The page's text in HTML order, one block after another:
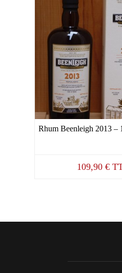
Rhum Beenleigh 2013 –
109,90 €